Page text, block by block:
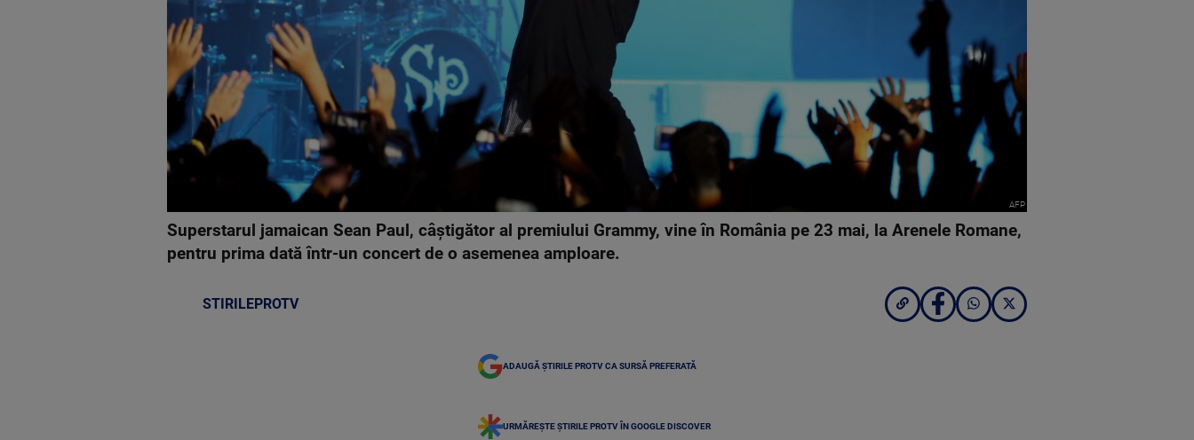
AFP
Superstarul jamaican Sean Paul, câștigător al premiului Grammy, vine în România pe 23 mai, la Arenele Romane,
pentru prima dată într-un concert de o asemenea amploare.
STIRILEPROTV
ADAUGĂ ȘTIRILE PROTV CA SURSĂ PREFERATĂ
URMĂREȘTE ȘTIRILE PROTV ÎN GOOGLE DISCOVER